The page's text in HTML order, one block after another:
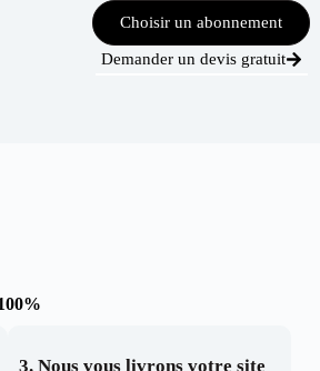
Choisir un abonnement
Demander un devis gratuit
3. Nous vous livrons votre site